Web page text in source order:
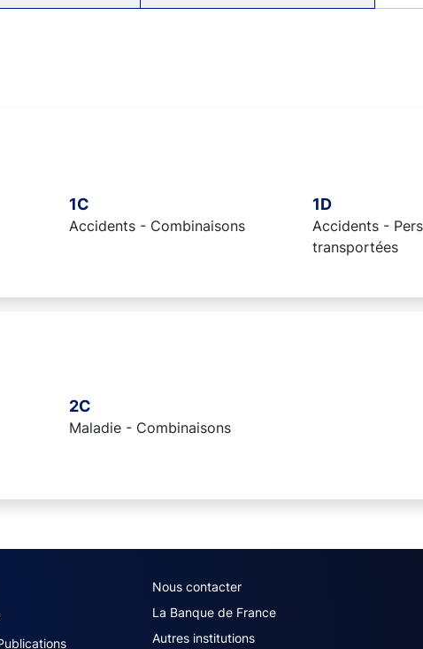
1C
Accidents - Combinaisons
1D
Accidents -
transportées
2C
Maladie - Combinaisons
ACPR footer secondary menu (French)
Nous contacter
La Banque de France
Autres institutions